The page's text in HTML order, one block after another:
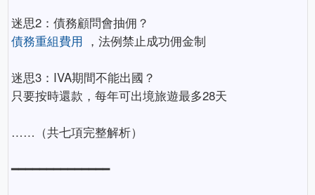
迷思2：債務顧問會抽佣？
債務重組費用 ，法例禁止成功佣金制
迷思3：IVA期間不能出國？
只要按時還款，每年可出境旅遊最多28天
……（共七項完整解析）
━━━━━━━━━━━━━━